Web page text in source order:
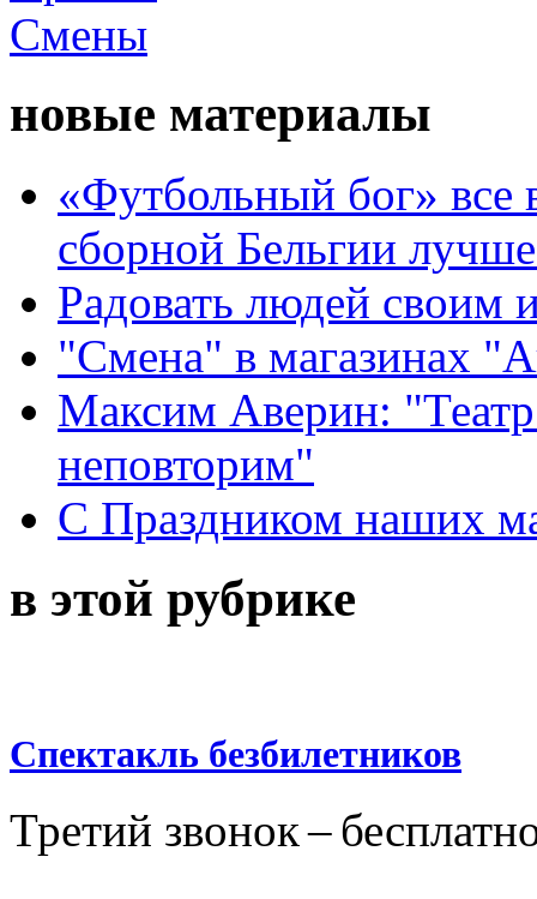
новые материалы
«Футбольный бог» все
сборной Бельгии
Радовать людей своим
"Смена" в магазинах
Максим Аверин:
неповторим"
С Праздником наших
в этой рубрике
Спектакль безбилетников
Третий звонок –